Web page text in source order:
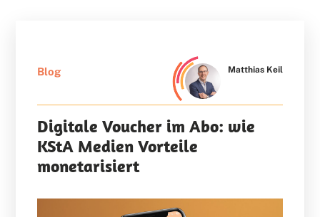
Blog Matthias Keil
Digitale Voucher im Abo: wie
KStA Medien Vorteile
monetarisiert